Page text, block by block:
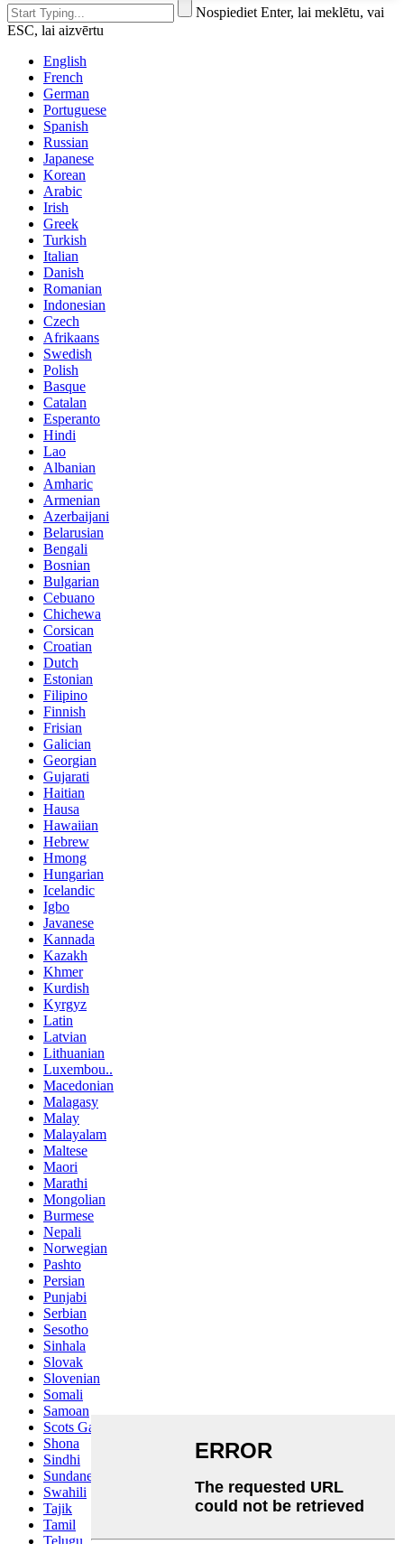
Nospiediet Enter, lai meklētu, vai
ESC, lai aizvērtu
English
French
German
Portuguese
Spanish
Russian
Japanese
Korean
Arabic
Irish
Greek
Turkish
Italian
Danish
Romanian
Indonesian
Czech
Afrikaans
Swedish
Polish
Basque
Catalan
Esperanto
Hindi
Lao
Albanian
Amharic
Armenian
Azerbaijani
Belarusian
Bengali
Bosnian
Bulgarian
Cebuano
Chichewa
Corsican
Croatian
Dutch
Estonian
Filipino
Finnish
Frisian
Galician
Georgian
Gujarati
Haitian
Hausa
Hawaiian
Hebrew
Hmong
Hungarian
Icelandic
Igbo
Javanese
Kannada
Kazakh
Khmer
Kurdish
Kyrgyz
Latin
Latvian
Lithuanian
Luxembou..
Macedonian
Malagasy
Malay
Malayalam
Maltese
Maori
Marathi
Mongolian
Burmese
Nepali
Norwegian
Pashto
Persian
Punjabi
Serbian
Sesotho
Sinhala
Slovak
Slovenian
Somali
Samoan
Scots Gaelic
Shona
Sindhi
Sundanese
Swahili
Tajik
Tamil